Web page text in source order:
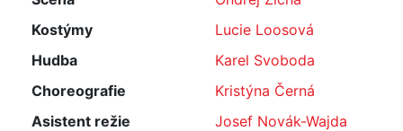
Kostýmy
Lucie Loosová
Hudba
Karel Svoboda
Choreografie
Kristýna Černá
Asistent režie
Josef Novák-Wajda